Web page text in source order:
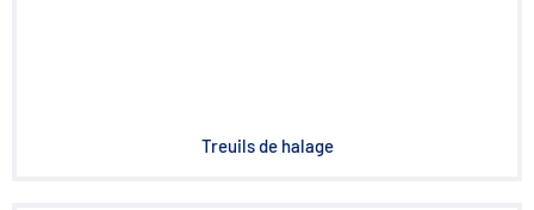
Treuils de halage